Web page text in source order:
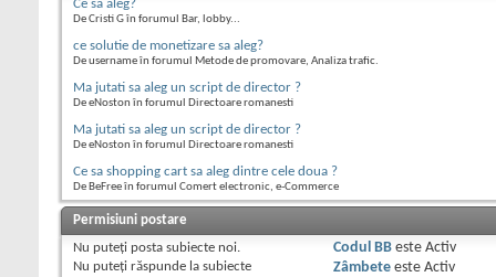
Ce sa aleg?
De Cristi G în forumul Bar, lobby...
ce solutie de monetizare sa aleg?
De username în forumul Metode de promovare, Analiza trafic.
Ma jutati sa aleg un script de director ?
De eNoston în forumul Directoare romanesti
Ma jutati sa aleg un script de director ?
De eNoston în forumul Directoare romanesti
Ce sa shopping cart sa aleg dintre cele doua ?
De BeFree în forumul Comert electronic, e-Commerce
Permisiuni postare
Nu puteţi posta subiecte noi.
Nu puteţi răspunde la subiecte
Codul BBeste Activ
Zâmbeteeste Activ